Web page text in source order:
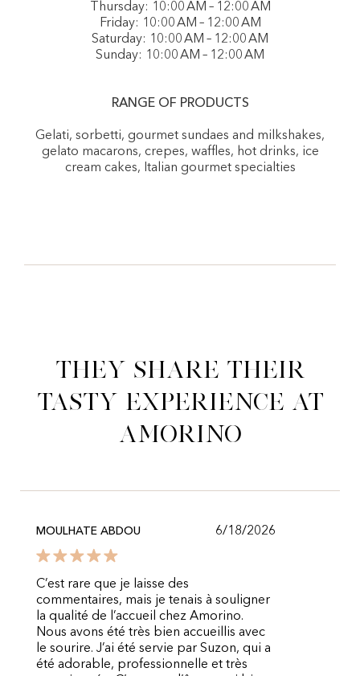
Thursday: 10:00 AM – 12:00 AM
Friday: 10:00 AM – 12:00 AM
Saturday: 10:00 AM – 12:00 AM
Sunday: 10:00 AM – 12:00 AM
RANGE OF PRODUCTS
Gelati, sorbetti, gourmet sundaes and milkshakes,
gelato macarons, crepes, waffles, hot drinks, ice
cream cakes, Italian gourmet specialties
They share their
tasty experience at
Amorino
MOULHATE ABDOU 6/18/2026
C’est rare que je laisse des
commentaires, mais je tenais à souligner
la qualité de l’accueil chez Amorino.
Nous avons été très bien accueillis avec
le sourire. J’ai été servie par Suzon, qui a
été adorable, professionnelle et très